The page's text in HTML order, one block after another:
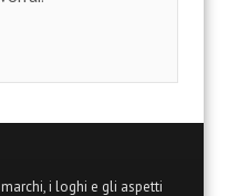
i loghi e gli aspetti